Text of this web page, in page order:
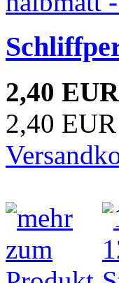
2,40 EUR
2,40